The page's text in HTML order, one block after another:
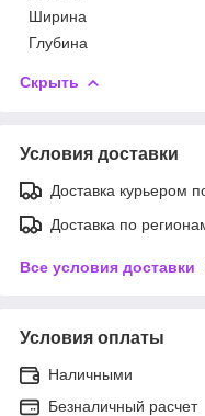
Ширина
Глубина
Скрыть
Условия доставки
Доставка курьером
Доставка по
Все условия доставки
Условия оплаты
Наличными
Безналичный расчет